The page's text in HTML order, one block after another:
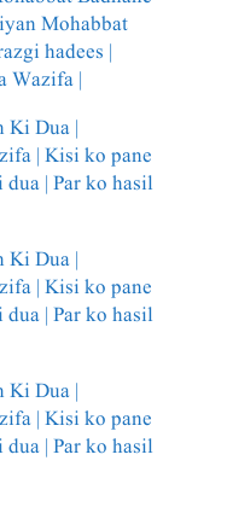
Mohabbat
hadees |
Wazifa |
Ki Dua |
| Kisi ko pane
| Par ko hasil
Ki Dua |
| Kisi ko pane
| Par ko hasil
Ki Dua |
| Kisi ko pane
| Par ko hasil